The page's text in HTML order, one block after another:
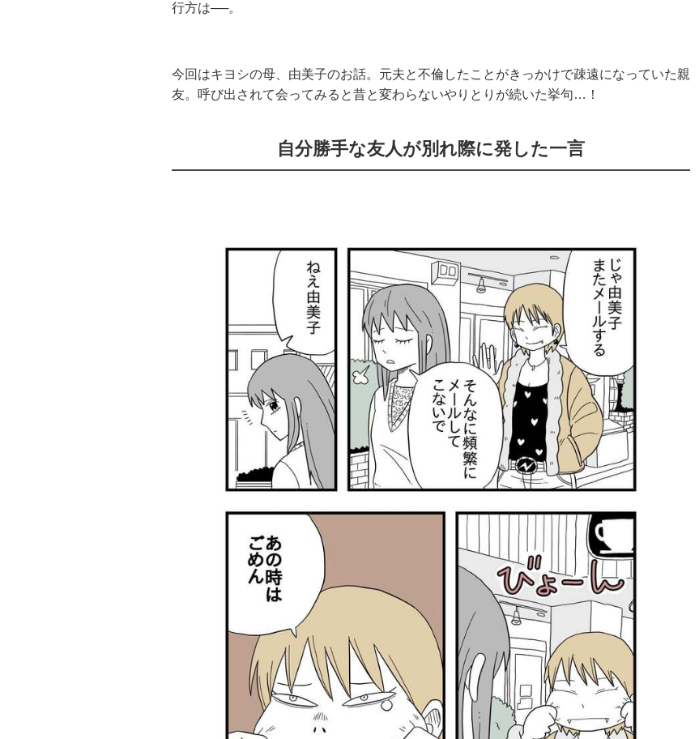
行方は──。
今回はキヨシの母、由美子のお話。元夫と不倫したことがきっかけで疎遠になっていた親
友。呼び出されて会ってみると昔と変わらないやりとりが続いた挙句…！
自分勝手な友人が別れ際に発した一言